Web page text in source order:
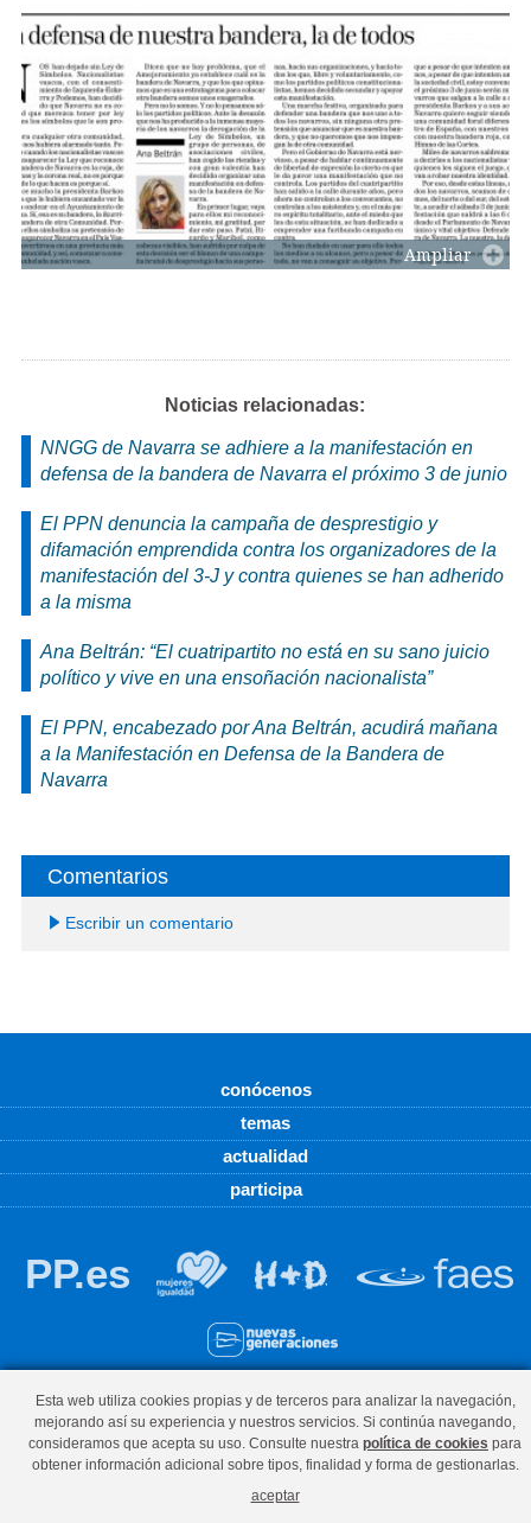
Esta web utiliza cookies propias y de terceros para analizar la navegación,
mejorando así su experiencia y nuestros servicios. Si continúa navegando,
consideramos que acepta su uso. Consulte nuestra política de cookies para
obtener información adicional sobre tipos, finalidad y forma de gestionarlas.
aceptar
Ampliar
Noticias relacionadas:
NNGG de Navarra se adhiere a la manifestación en
defensa de la bandera de Navarra el próximo 3 de junio
El PPN denuncia la campaña de desprestigio y
difamación emprendida contra los organizadores de la
manifestación del 3-J y contra quienes se han adherido
a la misma
Ana Beltrán: “El cuatripartito no está en su sano juicio
político y vive en una ensoñación nacionalista”
El PPN, encabezado por Ana Beltrán, acudirá mañana
a la Manifestación en Defensa de la Bandera de
Navarra
Comentarios
Escribir un comentario
conócenos
temas
actualidad
participa
PP.es
© Partido Popular - c/Plazaola, 2, bajo, 31003, Pamplona,
Teléfono 948 228 448
El uso de este sitio implica la aceptación delaviso legal, lapolítica de